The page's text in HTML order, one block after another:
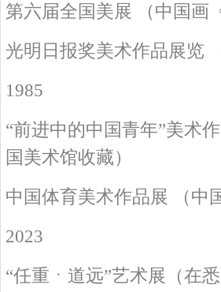
第六届全国美展 （中国画
光明日报奖美术作品展览
1985
“前进中的中国青年”美术
国美术馆收藏）
中国体育美术作品展 （中
2023
“任重ㆍ道远”艺术展（在